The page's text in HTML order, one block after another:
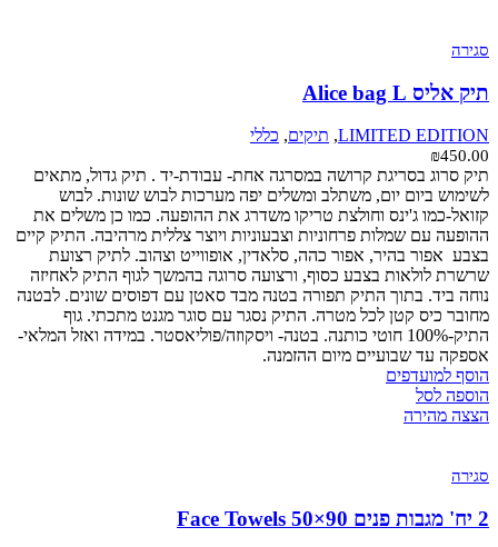
סגירה
תיק אליס Alice bag L
LIMITED EDITION
, תיקים, כללי
₪450.00
תיק סרוג בסריגת קרושה במסרגה אחת- עבודת-יד . תיק גדול, מתאים
לשימוש ביום יום, משתלב ומשלים יפה מערכות לבוש שונות. לבוש
קזואל-כמו ג'ינס וחולצת טריקו משדרג את ההופעה. כמו כן משלים את
ההופעה עם שמלות פרחוניות וצבעוניות ויוצר צללית מרהיבה. התיק קיים
בצבע אפור בהיר, אפור כהה, סלאדין, אופווייט וצהוב. לתיק רצועת
שרשרת לולאות בצבע כסוף, ורצועה סרוגה בהמשך לגוף התיק לאחיזה
נוחה ביד. בתוך התיק תפורה בטנה מבד סאטן עם דפוסים שונים. לבטנה
מחובר כיס קטן לכל מטרה. התיק נסגר עם סוגר מגנט מתכתי. גוף
התיק-100% חוטי כותנה. בטנה- ויסקוזה/פוליאסטר. במידה ואזל המלאי-
אספקה עד שבועיים מיום ההזמנה.
הוסף למועדפים
הוספה לסל
הצצה מהירה
סגירה
2 יח' מגבות פנים Face Towels 50×90